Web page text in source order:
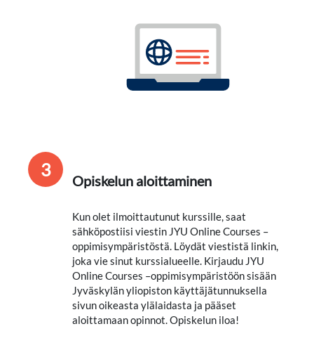
3
Opiskelun aloittaminen
Kun olet ilmoittautunut kurssille, saat
sähköpostiisi viestin JYU Online Courses –
oppimisympäristöstä. Löydät viestistä linkin,
joka vie sinut kurssialueelle. Kirjaudu JYU
Online Courses –oppimisympäristöön sisään
Jyväskylän yliopiston käyttäjätunnuksella
sivun oikeasta ylälaidasta ja pääset
aloittamaan opinnot. Opiskelun iloa!